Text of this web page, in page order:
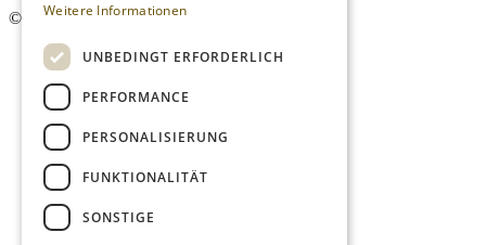
© 2026. Alle Rechte vorbehalten.
Weitere Informationen
UNBEDINGT ERFORDERLICH
PERFORMANCE
PERSONALISIERUNG
FUNKTIONALITÄT
SONSTIGE